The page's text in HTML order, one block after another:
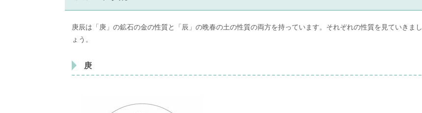
庚辰は「庚」の鉱石の金の性質と「辰」の晩春の土の性質の両方を持っています。それぞれの性質を見ていきまし
ょう。
庚